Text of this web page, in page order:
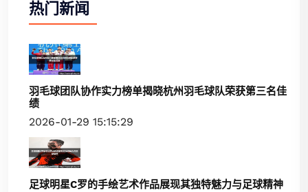
热门新闻
羽毛球团队协作实力榜单揭晓杭州羽毛球队荣获第三名佳
绩
2026-01-29 15:15:29
足球明星C罗的手绘艺术作品展现其独特魅力与足球精神